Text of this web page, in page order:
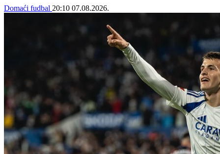
Domaći fudbal 20:10 07.08.2026.